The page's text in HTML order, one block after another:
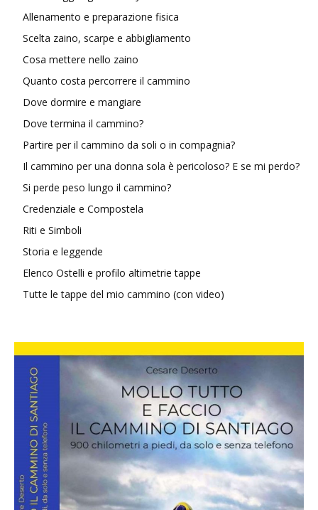
Allenamento e preparazione fisica
Scelta zaino, scarpe e abbigliamento
Cosa mettere nello zaino
Quanto costa percorrere il cammino
Dove dormire e mangiare
Dove termina il cammino?
Partire per il cammino da soli o in compagnia?
Il cammino per una donna sola è pericoloso? E se mi perdo?
Si perde peso lungo il cammino?
Credenziale e Compostela
Riti e Simboli
Storia e leggende
Elenco Ostelli e profilo altimetrie tappe
Tutte le tappe del mio cammino (con video)